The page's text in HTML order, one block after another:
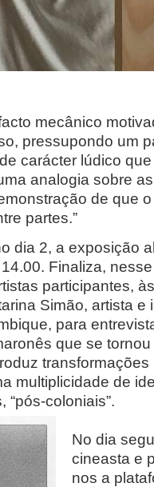
mecânico
pressupondo um
carácter lúdico
analogia sobre
de que
partes.”
dia 2, a exposição
Finaliza,
participantes,
Simão, artista e
para
que se
multiplicidade de
“pós-coloniais”.
No dia
cineasta e
nos a